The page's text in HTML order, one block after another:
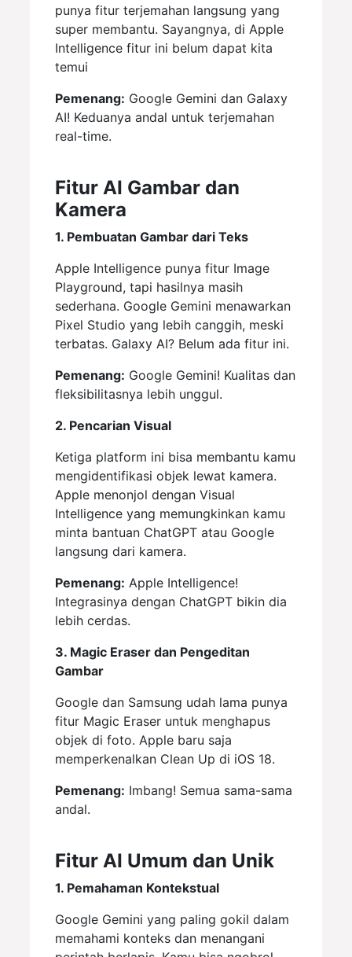
punya fitur terjemahan langsung yang
super membantu. Sayangnya, di Apple
Intelligence fitur ini belum dapat kita
temui
Pemenang: Google Gemini dan Galaxy
AI! Keduanya andal untuk terjemahan
real-time.
Fitur AI Gambar dan
Kamera
1. Pembuatan Gambar dari Teks
Apple Intelligence punya fitur Image
Playground, tapi hasilnya masih
sederhana. Google Gemini menawarkan
Pixel Studio yang lebih canggih, meski
terbatas. Galaxy AI? Belum ada fitur ini.
Pemenang: Google Gemini! Kualitas dan
fleksibilitasnya lebih unggul.
2. Pencarian Visual
Ketiga platform ini bisa membantu kamu
mengidentifikasi objek lewat kamera.
Apple menonjol dengan Visual
Intelligence yang memungkinkan kamu
minta bantuan ChatGPT atau Google
langsung dari kamera.
Pemenang: Apple Intelligence!
Integrasinya dengan ChatGPT bikin dia
lebih cerdas.
3. Magic Eraser dan Pengeditan
Gambar
Google dan Samsung udah lama punya
fitur Magic Eraser untuk menghapus
objek di foto. Apple baru saja
memperkenalkan Clean Up di iOS 18.
Pemenang: Imbang! Semua sama-sama
andal.
Fitur AI Umum dan Unik
1. Pemahaman Kontekstual
Google Gemini yang paling gokil dalam
memahami konteks dan menangani